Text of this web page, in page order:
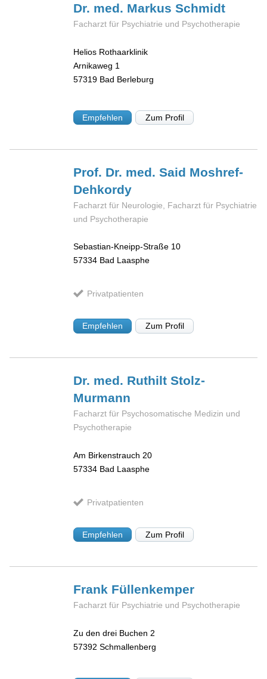
Dr. med. MarkusSchmidt
Facharzt für Psychiatrie und Psychotherapie
Helios Rothaarklinik
Arnikaweg 1
57319 Bad Berleburg
Empfehlen Zum Profil
Prof. Dr. med. Said Moshref-
Dehkordy
Facharzt für Neurologie, Facharzt für Psychiatrie
und Psychotherapie
Sebastian-Kneipp-Straße 10
57334 Bad Laasphe
Privatpatienten
Empfehlen Zum Profil
Dr. med. RuthiltStolz-
Murmann
Facharzt für Psychosomatische Medizin und
Psychotherapie
Am Birkenstrauch 20
57334 Bad Laasphe
Privatpatienten
Empfehlen Zum Profil
Frank Füllenkemper
Facharzt für Psychiatrie und Psychotherapie
Zu den drei Buchen 2
57392 Schmallenberg